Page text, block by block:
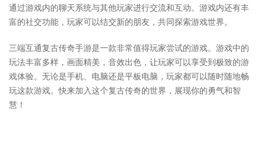
通过游戏内的聊天系统与其他玩家进行交流和互动。游戏内还有丰
富的社交功能，玩家可以结交新的朋友，共同探索游戏世界。
三端互通复古传奇手游是一款非常值得玩家尝试的游戏。游戏中的
玩法丰富多样，画面精美，音效出色，让玩家可以享受到极致的游
戏体验。无论是手机、电脑还是平板电脑，玩家都可以随时随地畅
玩这款游戏。快来加入这个复古传奇的世界，展现你的勇气和智
慧！